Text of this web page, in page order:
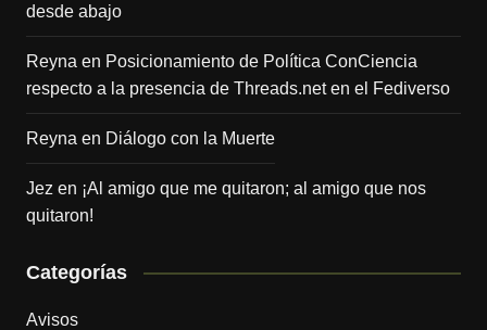
desde abajo
Reyna en Posicionamiento de Política ConCiencia
respecto a la presencia de Threads.net en el Fediverso
Reyna en Diálogo con la Muerte
Jez en ¡Al amigo que me quitaron; al amigo que nos
quitaron!
Categorías
Avisos